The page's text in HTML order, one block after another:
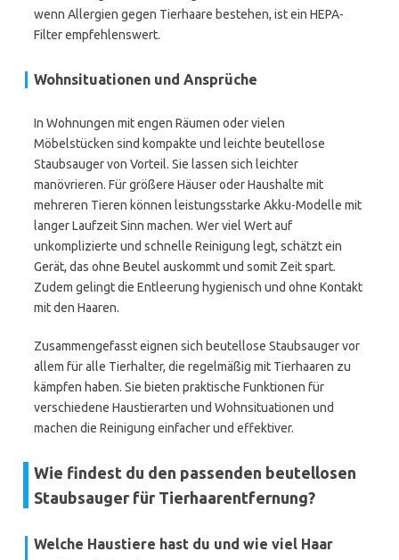
wenn Allergien gegen Tierhaare bestehen, ist ein HEPA-
Filter empfehlenswert.
Wohnsituationen und Ansprüche
In Wohnungen mit engen Räumen oder vielen
Möbelstücken sind kompakte und leichte beutellose
Staubsauger von Vorteil. Sie lassen sich leichter
manövrieren. Für größere Häuser oder Haushalte mit
mehreren Tieren können leistungsstarke Akku-Modelle mit
langer Laufzeit Sinn machen. Wer viel Wert auf
unkomplizierte und schnelle Reinigung legt, schätzt ein
Gerät, das ohne Beutel auskommt und somit Zeit spart.
Zudem gelingt die Entleerung hygienisch und ohne Kontakt
mit den Haaren.
Zusammengefasst eignen sich beutellose Staubsauger vor
allem für alle Tierhalter, die regelmäßig mit Tierhaaren zu
kämpfen haben. Sie bieten praktische Funktionen für
verschiedene Haustierarten und Wohnsituationen und
machen die Reinigung einfacher und effektiver.
Wie findest du den passenden beutellosen
Staubsauger für Tierhaarentfernung?
Welche Haustiere hast du und wie viel Haar